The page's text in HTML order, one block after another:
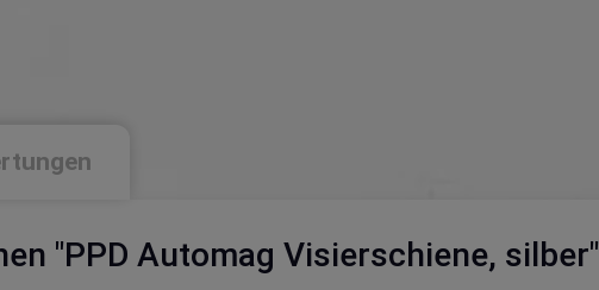
"PPD Automag Visierschiene, silber"